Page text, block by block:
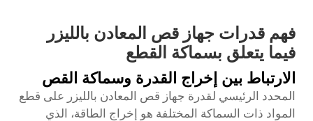
فهم قدرات جهاز قص المعادن بالليزر
فيما يتعلق بسماكة القطع
الارتباط بين إخراج القدرة وسماكة القص
المحدد الرئيسي لقدرة جهاز قص المعادن بالليزر على قطع
المواد ذات السماكة المختلفة هو إخراج الطاقة، الذي